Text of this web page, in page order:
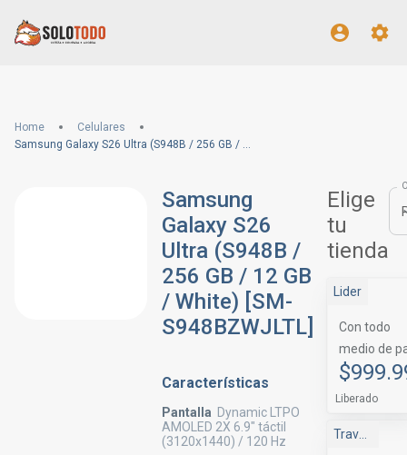
Home
Celulares
Samsung Galaxy S26 Ultra (S948B / 256 GB / 12 GB / White) [SM-S948BZWJLTL]
Samsung
Galaxy S26
Ultra (S948B /
256 GB / 12 GB
/ White) [SM-
S948BZWJLTL]
Características
Pantalla Dynamic LTPO
AMOLED 2X 6.9" táctil
(3120x1440) / 120 Hz
Elige
tu
tienda
Lider
Con todo
medio de
Liberado